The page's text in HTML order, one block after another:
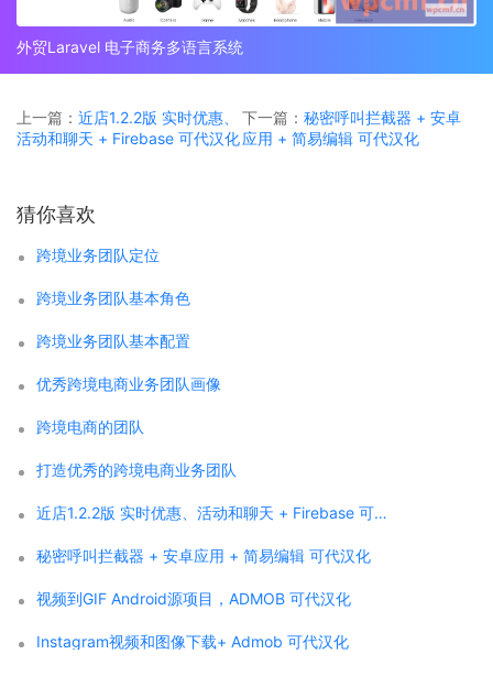
外贸Laravel 电子商务多语言系统
上一篇： 近店1.2.2版 实时优惠、
活动和聊天 + Firebase 可代汉化
下一篇： 秘密呼叫拦截器 + 安卓
应用 + 简易编辑 可代汉化
猜你喜欢
跨境业务团队定位
跨境业务团队基本角色
跨境业务团队基本配置
优秀跨境电商业务团队画像
跨境电商的团队
打造优秀的跨境电商业务团队
近店1.2.2版 实时优惠、活动和聊天 + Firebase 可代汉化
秘密呼叫拦截器 + 安卓应用 + 简易编辑 可代汉化
视频到GIF Android源项目，ADMOB 可代汉化
Instagram视频和图像下载+ Admob 可代汉化